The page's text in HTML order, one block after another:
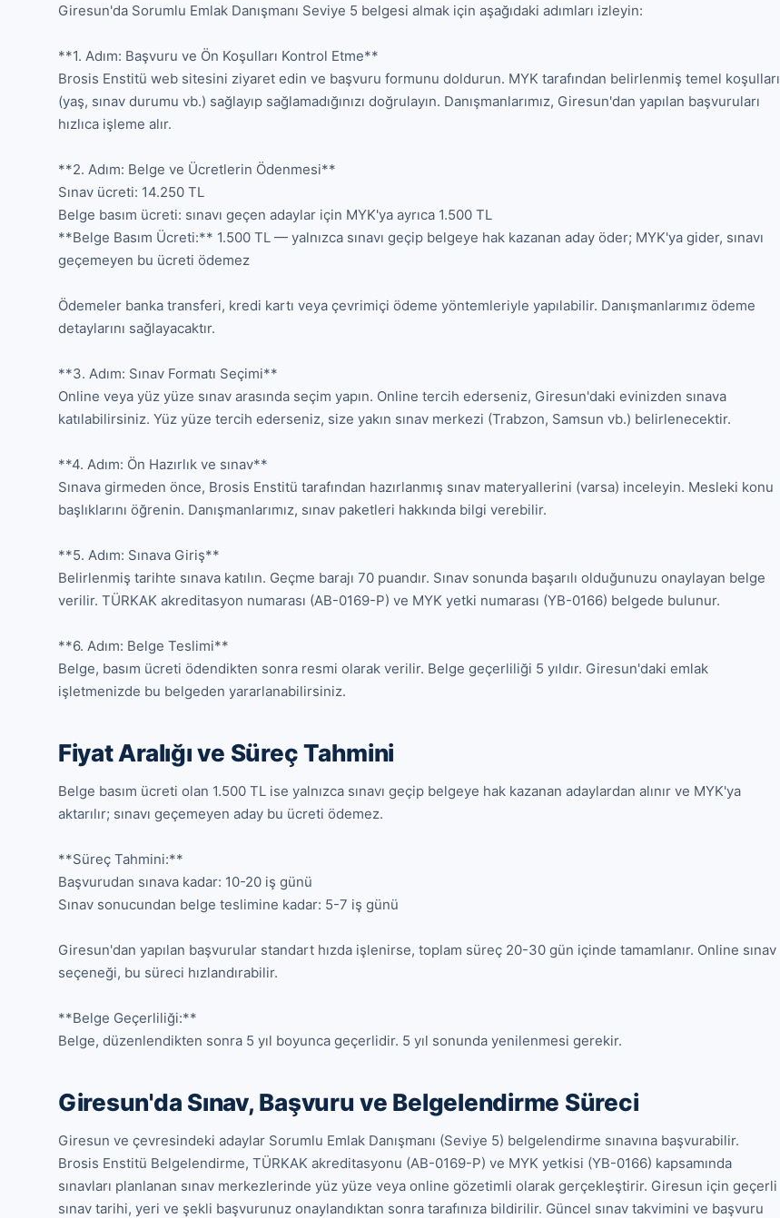
Giresun'da Sorumlu Emlak Danışmanı Seviye 5 belgesi almak için aşağıdaki adımları izleyin:
**1. Adım: Başvuru ve Ön Koşulları Kontrol Etme**
Brosis Enstitü web sitesini ziyaret edin ve başvuru formunu doldurun. MYK tarafından belirlenmiş temel koşulları
(yaş, sınav durumu vb.) sağlayıp sağlamadığınızı doğrulayın. Danışmanlarımız, Giresun'dan yapılan başvuruları
hızlıca işleme alır.
**2. Adım: Belge ve Ücretlerin Ödenmesi**
Sınav ücreti: 14.250 TL
Belge basım ücreti: sınavı geçen adaylar için MYK'ya ayrıca 1.500 TL
**Belge Basım Ücreti:** 1.500 TL — yalnızca sınavı geçip belgeye hak kazanan aday öder; MYK'ya gider, sınavı
geçemeyen bu ücreti ödemez
Ödemeler banka transferi, kredi kartı veya çevrimiçi ödeme yöntemleriyle yapılabilir. Danışmanlarımız ödeme
detaylarını sağlayacaktır.
**3. Adım: Sınav Formatı Seçimi**
Online veya yüz yüze sınav arasında seçim yapın. Online tercih ederseniz, Giresun'daki evinizden sınava
katılabilirsiniz. Yüz yüze tercih ederseniz, size yakın sınav merkezi (Trabzon, Samsun vb.) belirlenecektir.
**4. Adım: Ön Hazırlık ve sınav**
Sınava girmeden önce, Brosis Enstitü tarafından hazırlanmış sınav materyallerini (varsa) inceleyin. Mesleki konu
başlıklarını öğrenin. Danışmanlarımız, sınav paketleri hakkında bilgi verebilir.
**5. Adım: Sınava Giriş**
Belirlenmiş tarihte sınava katılın. Geçme barajı 70 puandır. Sınav sonunda başarılı olduğunuzu onaylayan belge
verilir. TÜRKAK akreditasyon numarası (AB-0169-P) ve MYK yetki numarası (YB-0166) belgede bulunur.
**6. Adım: Belge Teslimi**
Belge, basım ücreti ödendikten sonra resmi olarak verilir. Belge geçerliliği 5 yıldır. Giresun'daki emlak
işletmenizde bu belgeden yararlanabilirsiniz.
Fiyat Aralığı ve Süreç Tahmini
Belge basım ücreti olan 1.500 TL ise yalnızca sınavı geçip belgeye hak kazanan adaylardan alınır ve MYK'ya
aktarılır; sınavı geçemeyen aday bu ücreti ödemez.
**Süreç Tahmini:**
Başvurudan sınava kadar: 10-20 iş günü
Sınav sonucundan belge teslimine kadar: 5-7 iş günü
Giresun'dan yapılan başvurular standart hızda işlenirse, toplam süreç 20-30 gün içinde tamamlanır. Online sınav
seçeneği, bu süreci hızlandırabilir.
**Belge Geçerliliği:**
Belge, düzenlendikten sonra 5 yıl boyunca geçerlidir. 5 yıl sonunda yenilenmesi gerekir.
Giresun'da Sınav, Başvuru ve Belgelendirme Süreci
Giresun ve çevresindeki adaylar Sorumlu Emlak Danışmanı (Seviye 5) belgelendirme sınavına başvurabilir.
Brosis Enstitü Belgelendirme, TÜRKAK akreditasyonu (AB-0169-P) ve MYK yetkisi (YB-0166) kapsamında
sınavları planlanan sınav merkezlerinde yüz yüze veya online gözetimli olarak gerçekleştirir. Giresun için geçerli
sınav tarihi, yeri ve şekli başvurunuz onaylandıktan sonra tarafınıza bildirilir. Güncel sınav takvimini ve başvuru